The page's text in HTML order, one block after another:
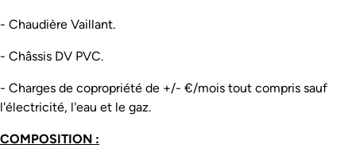
- Chaudière Vaillant.
- Châssis DV PVC.
- Charges de copropriété de +/- €/mois tout compris sauf
l'électricité, l'eau et le gaz.
COMPOSITION :